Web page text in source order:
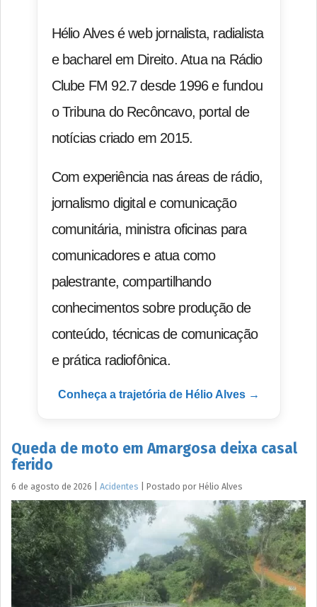
Hélio Alves é web jornalista, radialista
e bacharel em Direito. Atua na Rádio
Clube FM 92.7 desde 1996 e fundou
o Tribuna do Recôncavo, portal de
notícias criado em 2015.
Com experiência nas áreas de rádio,
jornalismo digital e comunicação
comunitária, ministra oficinas para
comunicadores e atua como
palestrante, compartilhando
conhecimentos sobre produção de
conteúdo, técnicas de comunicação
e prática radiofônica.
Conheça a trajetória de Hélio Alves →
Queda de moto em Amargosa deixa casal
ferido
6 de agosto de 2026 Acidentes Postado por Hélio Alves